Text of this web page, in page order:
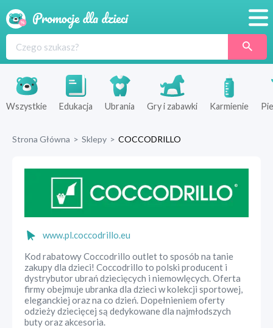
Produkty
Sklepy
Wszystkie Edukacja Ubrania Gry i zabawki Karmienie
Strona Główna > Sklepy > COCCODRILLO
www.pl.coccodrillo.eu
Kod rabatowy Coccodrillo outlet to sposób na tanie
zakupy dla dzieci! Coccodrillo to polski producent i
dystrybutor ubrań dziecięcych i niemowlęcych. Oferta
firmy obejmuje ubranka dla dzieci w kolekcji sportowej,
eleganckiej oraz na co dzień. Dopełnieniem oferty
odzieży dziecięcej są dedykowane dla najmłodszych
buty oraz akcesoria.